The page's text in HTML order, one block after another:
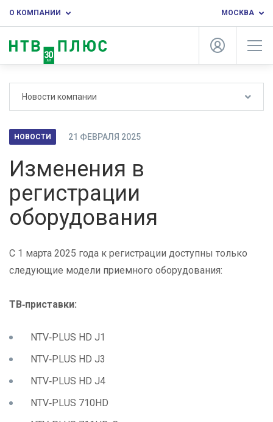
О КОМПАНИИ МОСКВА
Новости компании
НОВОСТИ 21 ФЕВРАЛЯ 2025
Изменения в
регистрации
оборудования
С 1 марта 2025 года к регистрации доступны только
следующие модели приемного оборудования:
ТВ‑приставки:
NTV‑PLUS HD J1
NTV‑PLUS HD J3
NTV‑PLUS HD J4
NTV‑PLUS 710HD